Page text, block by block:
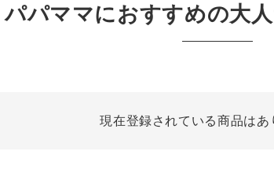
パパママにおすすめの大
現在登録されている商品はあ